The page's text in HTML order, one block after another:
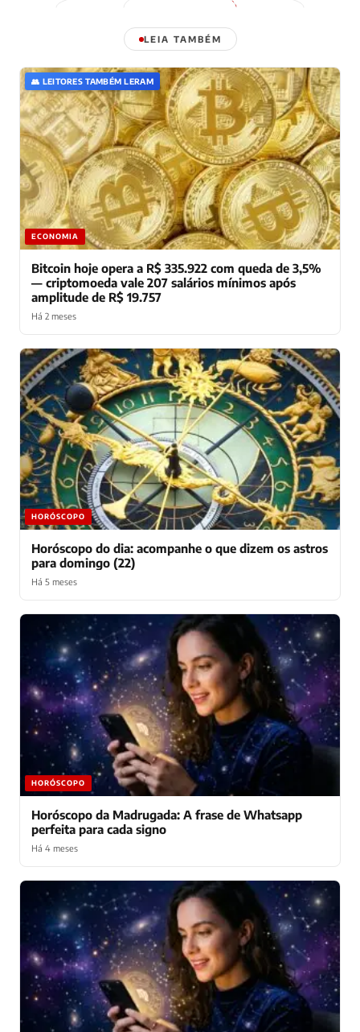
LEIA TAMBÉM
👥 LEITORES TAMBÉM LERAM
ECONOMIA
Bitcoin hoje opera a R$ 335.922 com queda de 3,5%
— criptomoeda vale 207 salários mínimos após
amplitude de R$ 19.757
Há 2 meses
HORÓSCOPO
Horóscopo do dia: acompanhe o que dizem os astros
para domingo (22)
Há 5 meses
HORÓSCOPO
Horóscopo da Madrugada: A frase de Whatsapp
perfeita para cada signo
Há 4 meses